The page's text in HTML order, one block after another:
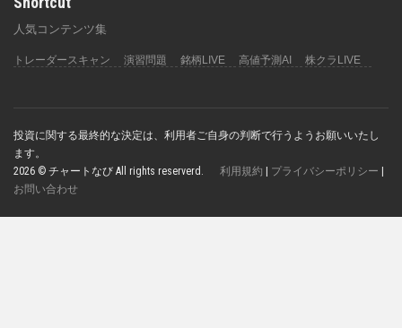
人気コンテンツ集
トレーダースキャン 演習問題 銘柄LIVE 高値予測AI 株クラLIVE
投資に関する最終的な決定は、利用者ご自身の判断で行うようお願いいたし
ます。
2026 © チャートなび All rights reserverd. 利用規約 | プライバシーポリシー |
お問い合わせ